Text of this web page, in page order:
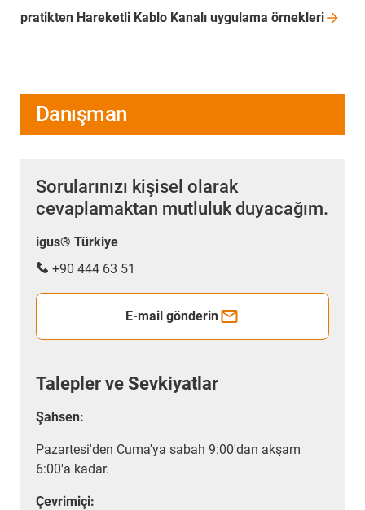
pratikten Hareketli Kablo Kanalı uygulama örnekleri
Danışman
Sorularınızı kişisel olarak
cevaplamaktan mutluluk duyacağım.
igus® Türkiye
+90 444 63 51
E-mail gönderin
Talepler ve Sevkiyatlar
Şahsen:
Pazartesi'den Cuma'ya sabah 9:00'dan akşam
6:00'a kadar.
Çevrimiçi: